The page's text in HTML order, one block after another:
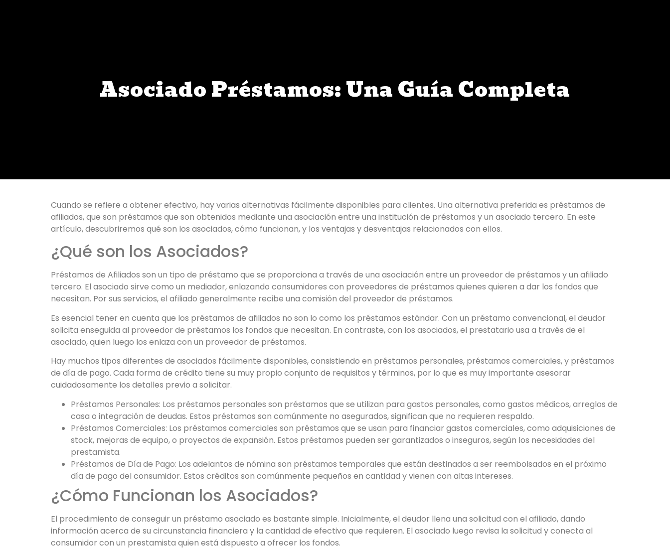
Asociado Préstamos: Una Guía Completa
Cuando se refiere a obtener efectivo, hay varias alternativas fácilmente disponibles para clientes. Una alternativa preferida es préstamos de
afiliados, que son préstamos que son obtenidos mediante una asociación entre una institución de préstamos y un asociado tercero. En este
artículo, descubriremos qué son los asociados, cómo funcionan, y los ventajas y desventajas relacionados con ellos.
¿Qué son los Asociados?
Préstamos de Afiliados son un tipo de préstamo que se proporciona a través de una asociación entre un proveedor de préstamos y un afiliado
tercero. El asociado sirve como un mediador, enlazando consumidores con proveedores de préstamos quienes quieren a dar los fondos que
necesitan. Por sus servicios, el afiliado generalmente recibe una comisión del proveedor de préstamos.
Es esencial tener en cuenta que los préstamos de afiliados no son lo como los préstamos estándar. Con un préstamo convencional, el deudor
solicita enseguida al proveedor de préstamos los fondos que necesitan. En contraste, con los asociados, el prestatario usa a través de el
asociado, quien luego los enlaza con un proveedor de préstamos.
Hay muchos tipos diferentes de asociados fácilmente disponibles, consistiendo en préstamos personales, préstamos comerciales, y préstamos
de día de pago. Cada forma de crédito tiene su muy propio conjunto de requisitos y términos, por lo que es muy importante asesorar
cuidadosamente los detalles previo a solicitar.
Préstamos Personales: Los préstamos personales son préstamos que se utilizan para gastos personales, como gastos médicos, arreglos de
casa o integración de deudas. Estos préstamos son comúnmente no asegurados, significan que no requieren respaldo.
Préstamos Comerciales: Los préstamos comerciales son préstamos que se usan para financiar gastos comerciales, como adquisiciones de
stock, mejoras de equipo, o proyectos de expansión. Estos préstamos pueden ser garantizados o inseguros, según los necesidades del
prestamista.
Préstamos de Día de Pago: Los adelantos de nómina son préstamos temporales que están destinados a ser reembolsados en el próximo
día de pago del consumidor. Estos créditos son comúnmente pequeños en cantidad y vienen con altas intereses.
¿Cómo Funcionan los Asociados?
El procedimiento de conseguir un préstamo asociado es bastante simple. Inicialmente, el deudor llena una solicitud con el afiliado, dando
información acerca de su circunstancia financiera y la cantidad de efectivo que requieren. El asociado luego revisa la solicitud y conecta al
consumidor con un prestamista quien está dispuesto a ofrecer los fondos.